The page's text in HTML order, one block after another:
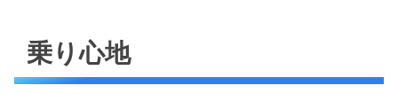
乗り心地